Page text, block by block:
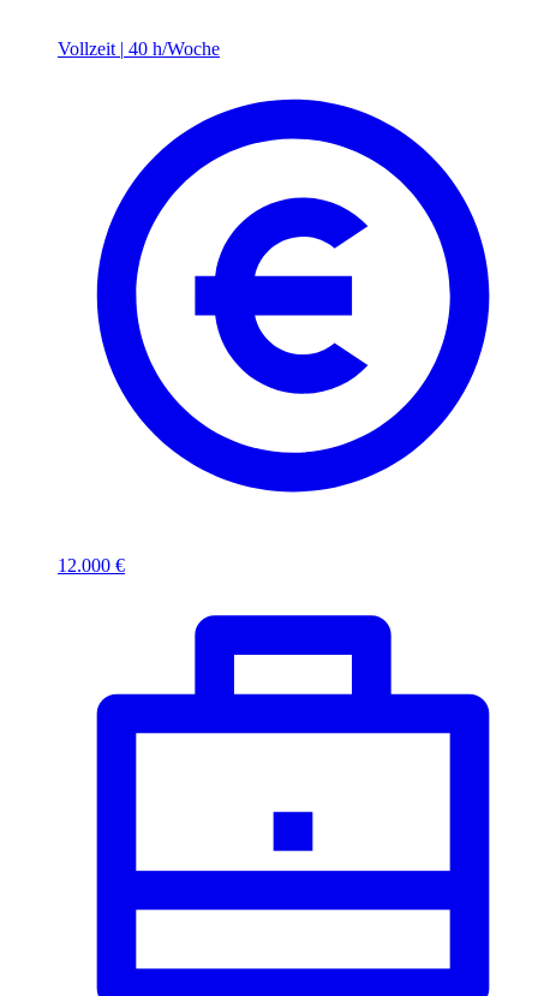
Vollzeit | 40 h/Woche
12.000 €